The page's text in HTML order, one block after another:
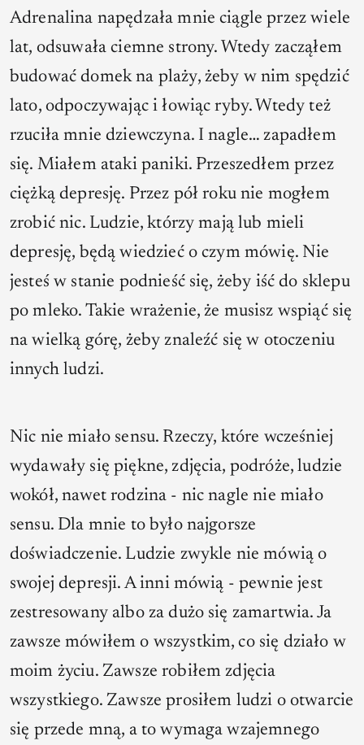
Adrenalina napędzała mnie ciągle przez wiele
lat, odsuwała ciemne strony. Wtedy zacząłem
budować domek na plaży, żeby w nim spędzić
lato, odpoczywając i łowiąc ryby. Wtedy też
rzuciła mnie dziewczyna. I nagle… zapadłem
się. Miałem ataki paniki. Przeszedłem przez
ciężką depresję. Przez pół roku nie mogłem
zrobić nic. Ludzie, którzy mają lub mieli
depresję, będą wiedzieć o czym mówię. Nie
jesteś w stanie podnieść się, żeby iść do sklepu
po mleko. Takie wrażenie, że musisz wspiąć się
na wielką górę, żeby znaleźć się w otoczeniu
innych ludzi.
Nic nie miało sensu. Rzeczy, które wcześniej
wydawały się piękne, zdjęcia, podróże, ludzie
wokół, nawet rodzina - nic nagle nie miało
sensu. Dla mnie to było najgorsze
doświadczenie. Ludzie zwykle nie mówią o
swojej depresji. A inni mówią - pewnie jest
zestresowany albo za dużo się zamartwia. Ja
zawsze mówiłem o wszystkim, co się działo w
moim życiu. Zawsze robiłem zdjęcia
wszystkiego. Zawsze prosiłem ludzi o otwarcie
się przede mną, a to wymaga wzajemnego